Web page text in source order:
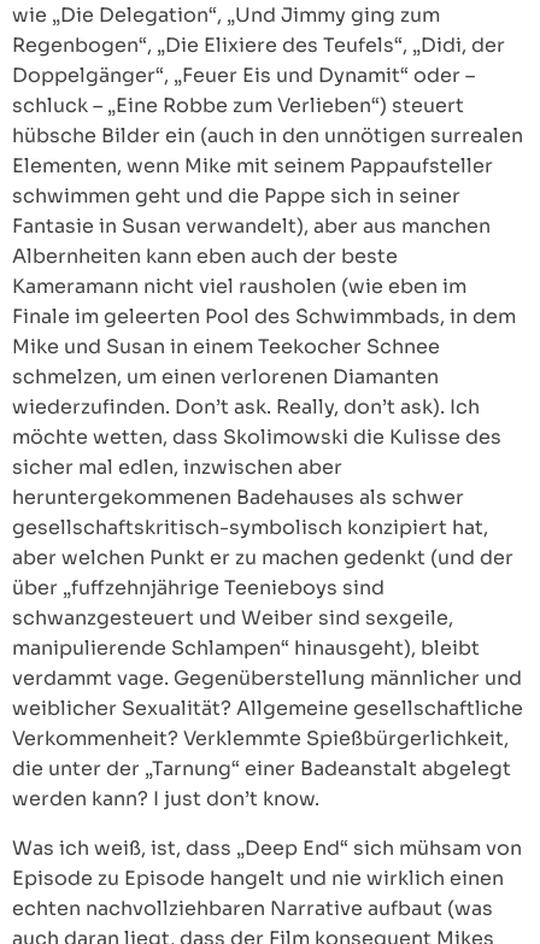
wie „Die Delegation“, „Und Jimmy ging zum
Regenbogen“, „Die Elixiere des Teufels“, „Didi, der
Doppelgänger“, „Feuer Eis und Dynamit“ oder –
schluck – „Eine Robbe zum Verlieben“) steuert
hübsche Bilder ein (auch in den unnötigen surrealen
Elementen, wenn Mike mit seinem Pappaufsteller
schwimmen geht und die Pappe sich in seiner
Fantasie in Susan verwandelt), aber aus manchen
Albernheiten kann eben auch der beste
Kameramann nicht viel rausholen (wie eben im
Finale im geleerten Pool des Schwimmbads, in dem
Mike und Susan in einem Teekocher Schnee
schmelzen, um einen verlorenen Diamanten
wiederzufinden. Don’t ask. Really, don’t ask). Ich
möchte wetten, dass Skolimowski die Kulisse des
sicher mal edlen, inzwischen aber
heruntergekommenen Badehauses als schwer
gesellschaftskritisch-symbolisch konzipiert hat,
aber welchen Punkt er zu machen gedenkt (und der
über „fuffzehnjährige Teenieboys sind
schwanzgesteuert und Weiber sind sexgeile,
manipulierende Schlampen“ hinausgeht), bleibt
verdammt vage. Gegenüberstellung männlicher und
weiblicher Sexualität? Allgemeine gesellschaftliche
Verkommenheit? Verklemmte Spießbürgerlichkeit,
die unter der „Tarnung“ einer Badeanstalt abgelegt
werden kann? I just don’t know.
Was ich weiß, ist, dass „Deep End“ sich mühsam von
Episode zu Episode hangelt und nie wirklich einen
echten nachvollziehbaren Narrative aufbaut (was
auch daran liegt, dass der Film konsequent Mikes